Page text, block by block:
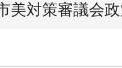
対策審議会